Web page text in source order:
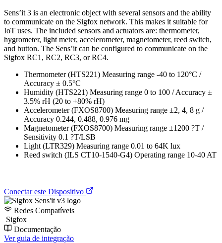
Sens’it 3 is an electronic object with several sensors and the ability
to communicate on the Sigfox network. This makes it suitable for
IoT uses. The included sensors and actuators are: thermometer,
hygrometer, light meter, accelerometer, magnetometer, reed switch,
and button. The Sens’it can be configured to communicate on the
Sigfox RC1, RC2, RC3, or RC4.
Thermometer (HTS221) Measuring range -40 to 120°C /
Accuracy ± 0.5°C
Humidity (HTS221) Measuring range 0 to 100 / Accuracy ±
3.5% rH (20 to +80% rH)
Accelerometer (FXOS8700) Measuring range ±2, 4, 8 g /
Accuracy 0.244, 0.488, 0.976 mg
Magnetometer (FXOS8700) Measuring range ±1200 ?T /
Sensitivity 0.1 ?T/LSB
Light (LTR329) Measuring range 0.01 to 64K lux
Reed switch (ILS CT10-1540-G4) Operating range 10-40 AT
Conectar este Dispositivo
Redes Compatíveis
Sigfox
Documentação
Ver guia de integração